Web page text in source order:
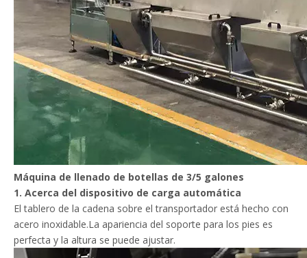
Máquina de llenado de botellas de 3/5 galones
1. Acerca del dispositivo de carga automática
El tablero de la cadena sobre el transportador está hecho con
acero inoxidable.La apariencia del soporte para los pies es
perfecta y la altura se puede ajustar.